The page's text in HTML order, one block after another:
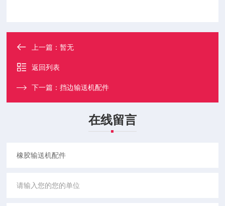
上一篇：暂无
返回列表
下一篇：挡边输送机配件
在线留言